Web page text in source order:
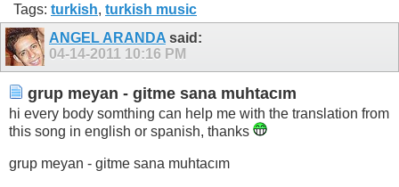
Tags: turkish, turkish music
ANGEL ARANDA said:
04-14-2011 10:16 PM
grup meyan - gitme sana muhtacım
hi every body somthing can help me with the translation from
this song in english or spanish, thanks
grup meyan - gitme sana muhtacım